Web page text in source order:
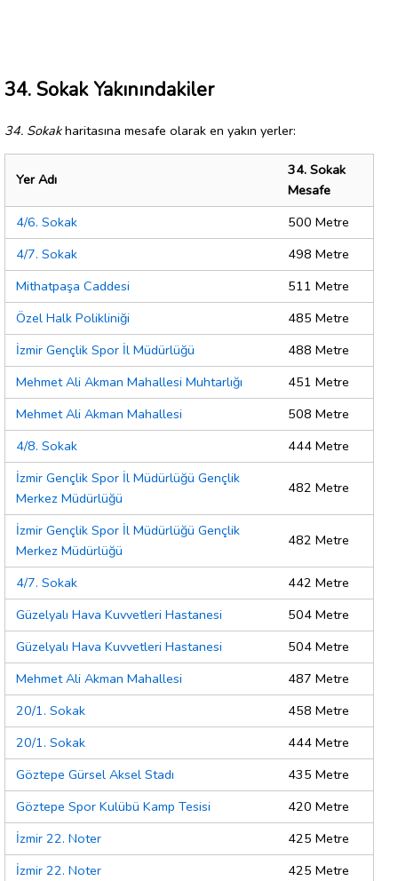
34. Sokak Yakınındakiler
34. Sokakharitasına mesafe olarak en yakın yerler:
Yer Adı
34. Sokak
Mesafe
4/6. Sokak
500 Metre
4/7. Sokak
498 Metre
Mithatpaşa Caddesi
511 Metre
Özel Halk Polikliniği
485 Metre
İzmir Gençlik Spor İl Müdürlüğü
488 Metre
Mehmet Ali Akman Mahallesi Muhtarlığı
451 Metre
Mehmet Ali Akman Mahallesi
508 Metre
4/8. Sokak
444 Metre
İzmir Gençlik Spor İl Müdürlüğü Gençlik
Merkez Müdürlüğü
482 Metre
İzmir Gençlik Spor İl Müdürlüğü Gençlik
Merkez Müdürlüğü
482 Metre
4/7. Sokak
442 Metre
Güzelyalı Hava Kuvvetleri Hastanesi
504 Metre
Güzelyalı Hava Kuvvetleri Hastanesi
504 Metre
Mehmet Ali Akman Mahallesi
487 Metre
20/1. Sokak
458 Metre
20/1. Sokak
444 Metre
Göztepe Gürsel Aksel Stadı
435 Metre
Göztepe Spor Kulübü Kamp Tesisi
420 Metre
İzmir 22. Noter
425 Metre
İzmir 22. Noter
425 Metre